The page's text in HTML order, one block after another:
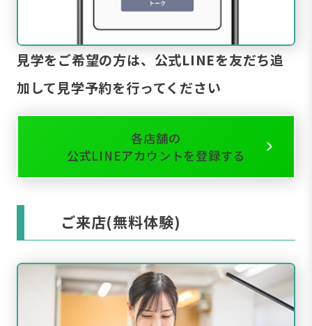
見学をご希望の方は、公式LINEを友だち追
加して見学予約を行ってください
各店舗の
公式LINEアカウントを登録する
ご来店(無料体験)